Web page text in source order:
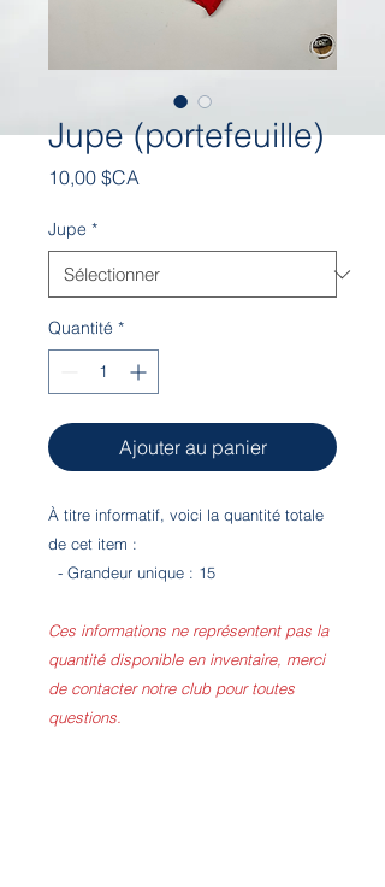
Jupe (portefeuille)
10,00 $CA
Jupe *
Quantité *
Ajouter au panier
À titre informatif, voici la quantité totale
de cet item :
- Grandeur unique : 15
Ces informations ne représentent pas la
quantité disponible en inventaire, merci
de contacter notre club pour toutes
questions.